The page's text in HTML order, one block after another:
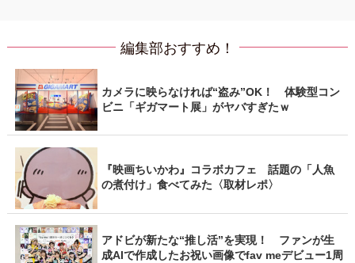
編集部おすすめ！
カメラに映らなければ“盗み”OK！ 体験型コン
ビニ「ギガマート展」がヤバすぎたｗ
『映画ちいかわ』コラボカフェ 話題の「人魚
の煮付け」食べてみた〈取材レポ〉
アドビが新たな“推し活”を実現！ ファンが生
成AIで作成したお祝い画像でfav meデビュー1周